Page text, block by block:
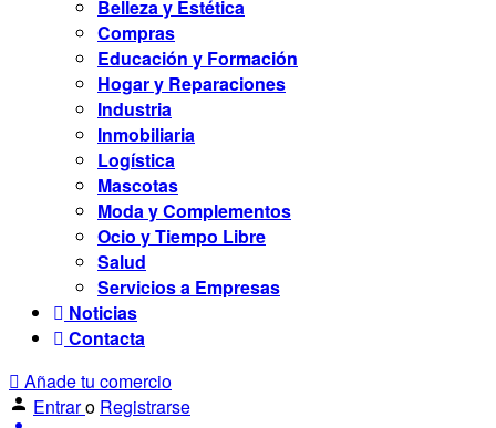
Belleza y Estética
Compras
Educación y Formación
Hogar y Reparaciones
Industria
Inmobiliaria
Logística
Mascotas
Moda y Complementos
Ocio y Tiempo Libre
Salud
Servicios a Empresas
Noticias
Contacta
Añade tu comercio
Entraro Registrarse